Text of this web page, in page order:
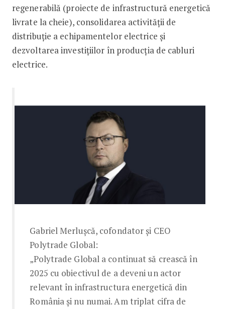
regenerabilă (proiecte de infrastructură energetică
livrate la cheie), consolidarea activității de
distribuție a echipamentelor electrice și
dezvoltarea investițiilor în producția de cabluri
electrice.
Gabriel Merluşcă, cofondator şi CEO
Polytrade Global:
„Polytrade Global a continuat să crească în
2025 cu obiectivul de a deveni un actor
relevant în infrastructura energetică din
România și nu numai. Am triplat cifra de